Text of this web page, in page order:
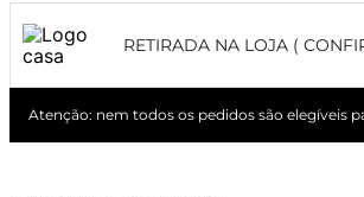
RETIRADA NA LOJA (
Atenção: nem todos os pedidos são elegíveis